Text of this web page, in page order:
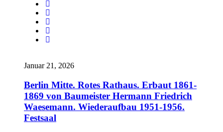
Januar 21, 2026
Berlin Mitte. Rotes Rathaus. Erbaut 1861-
1869 von Baumeister Hermann Friedrich
Waesemann. Wiederaufbau 1951-1956.
Festsaal